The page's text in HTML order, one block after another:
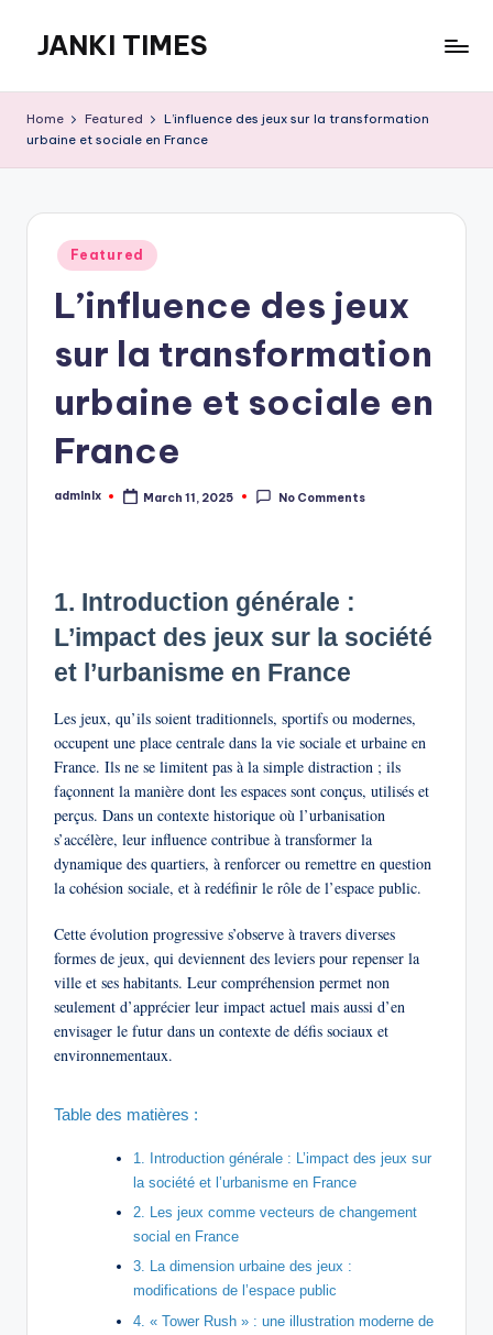
content
JANKI TIMES
Web
Home Featured
L’influence des jeux sur la transformation
urbaine et sociale en France
Posted
in
Featured
L’influence des jeux
sur la transformation
urbaine et sociale en
France
Posted
admlnlx March 11, 2025 No Comments
1. Introduction générale :
L’impact des jeux sur la société
et l’urbanisme en France
Les jeux, qu’ils soient traditionnels, sportifs ou modernes,
occupent une place centrale dans la vie sociale et urbaine en
France. Ils ne se limitent pas à la simple distraction ; ils
façonnent la manière dont les espaces sont conçus, utilisés et
perçus. Dans un contexte historique où l’urbanisation
s’accélère, leur influence contribue à transformer la
dynamique des quartiers, à renforcer ou remettre en question
la cohésion sociale, et à redéfinir le rôle de l’espace public.
Cette évolution progressive s’observe à travers diverses
formes de jeux, qui deviennent des leviers pour repenser la
ville et ses habitants. Leur compréhension permet non
seulement d’apprécier leur impact actuel mais aussi d’en
envisager le futur dans un contexte de défis sociaux et
environnementaux.
Table des matières :
1. Introduction générale : L’impact des jeux sur
la société et l’urbanisme en France
2. Les jeux comme vecteurs de changement
social en France
3. La dimension urbaine des jeux :
modifications de l’espace public
4. « Tower Rush » : une illustration moderne de